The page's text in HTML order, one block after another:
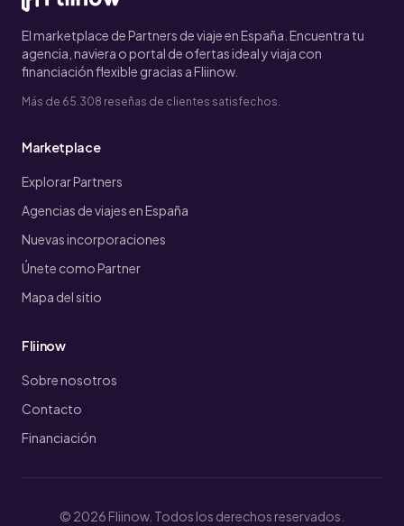
El marketplace de Partners de viaje en España. Encuentra tu
agencia, naviera o portal de ofertas ideal y viaja con
financiación flexible gracias a Fliinow.
Más de 65.308 reseñas de clientes satisfechos.
Marketplace
Explorar Partners
Agencias de viajes en España
Nuevas incorporaciones
Únete como Partner
Mapa del sitio
Fliinow
Sobre nosotros
Contacto
Financiación
© 2026 Fliinow. Todos los derechos reservados.